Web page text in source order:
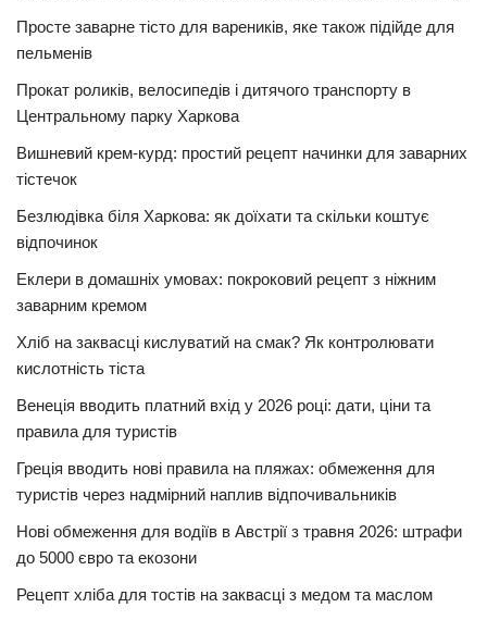
Просте заварне тісто для вареників, яке також підійде для
пельменів
Прокат роликів, велосипедів і дитячого транспорту в
Центральному парку Харкова
Вишневий крем-курд: простий рецепт начинки для заварних
тістечок
Безлюдівка біля Харкова: як доїхати та скільки коштує
відпочинок
Еклери в домашніх умовах: покроковий рецепт з ніжним
заварним кремом
Хліб на заквасці кислуватий на смак? Як контролювати
кислотність тіста
Венеція вводить платний вхід у 2026 році: дати, ціни та
правила для туристів
Греція вводить нові правила на пляжах: обмеження для
туристів через надмірний наплив відпочивальників
Нові обмеження для водіїв в Австрії з травня 2026: штрафи
до 5000 євро та екозони
Рецепт хліба для тостів на заквасці з медом та маслом